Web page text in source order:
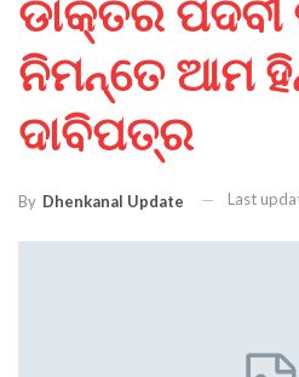
ଡାକ୍ତର
ନିମନ୍ତେ ଆମ
ଦାବିପତ୍ର
By Dhenkanal Update Last